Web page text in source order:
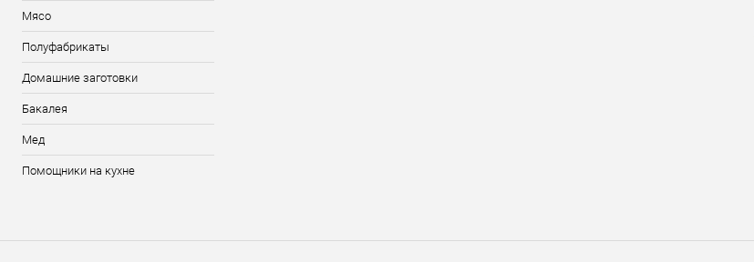
Мясо
Полуфабрикаты
Домашние заготовки
Бакалея
Мед
Помощники на кухне